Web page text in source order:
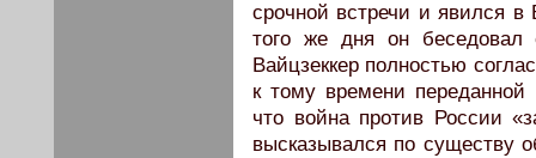
срочной встречи и явился в
того же дня он беседовал
Вайцзеккер полностью
к тому времени
что война против России
высказывался по существу